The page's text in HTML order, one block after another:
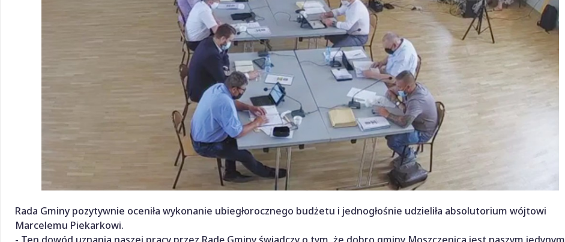
Rada Gminy pozytywnie oceniła wykonanie ubiegłorocznego budżetu i jednogłośnie udzieliła absolutorium wójtowi
Marcelemu Piekarkowi.